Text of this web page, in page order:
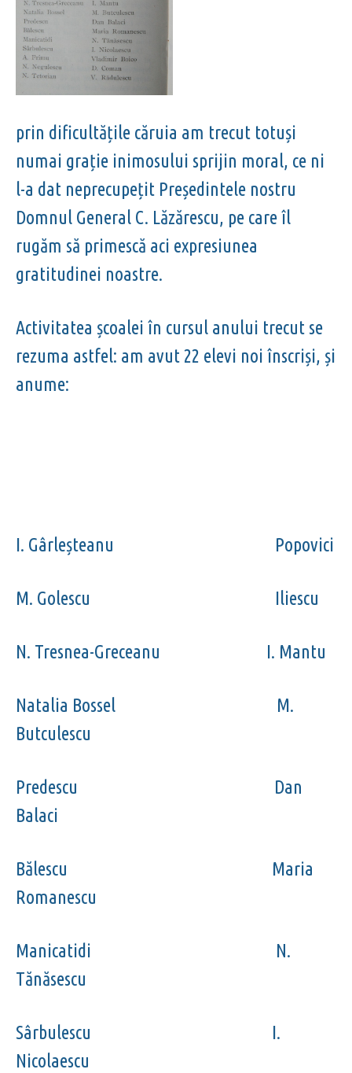
prin dificultățile căruia am trecut totuși
numai grație inimosului sprijin moral, ce ni
l-a dat neprecupețit Președintele nostru
Domnul General C. Lăzărescu, pe care îl
rugăm să primescă aci expresiunea
gratitudinei noastre.
Activitatea școalei în cursul anului trecut se
rezuma astfel: am avut 22 elevi noi înscriși, și
anume:
I. Gârleșteanu Popovici
M. Golescu Iliescu
N. Tresnea-Greceanu I. Mantu
Natalia Bossel M.
Butculescu
Predescu Dan
Balaci
Bălescu Maria
Romanescu
Manicatidi N.
Tănăsescu
Sârbulescu I.
Nicolaescu